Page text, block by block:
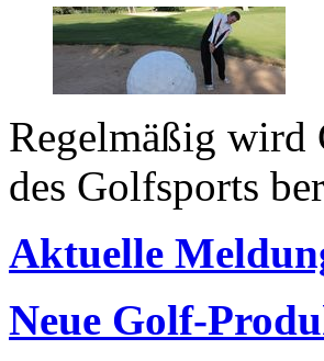
Regelmäßig wird
des Golfsports
Aktuelle
Neue Golf-